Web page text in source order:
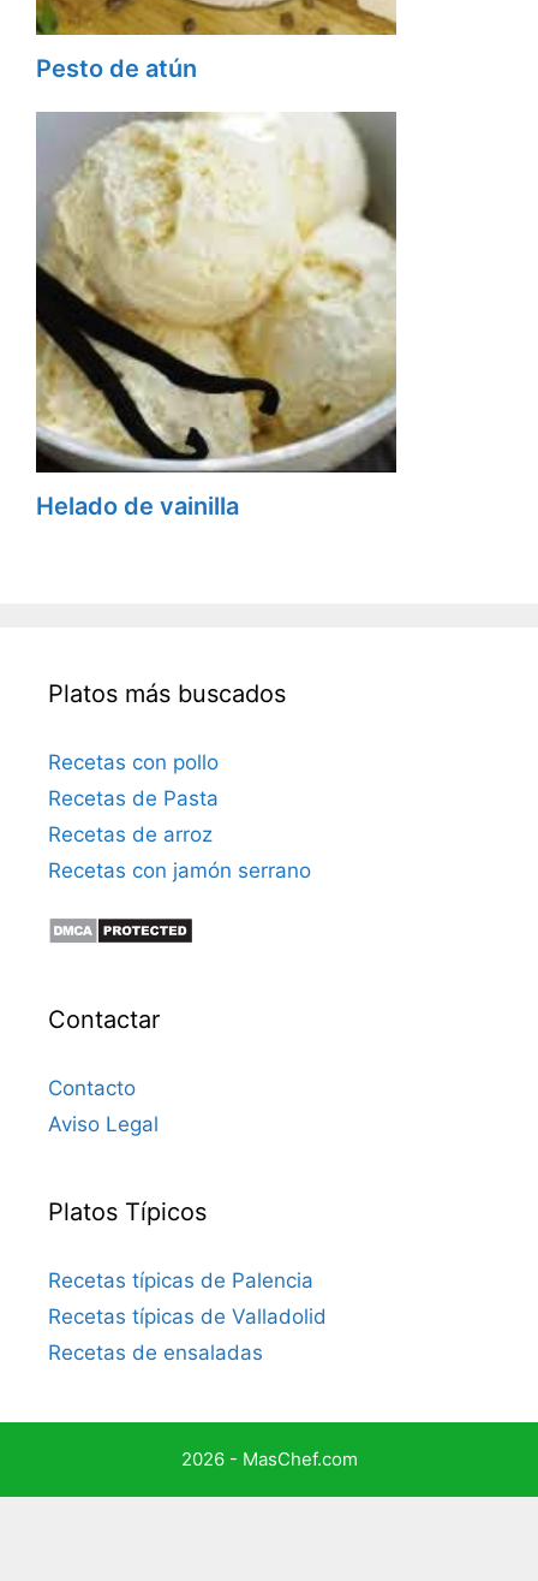
Pesto de atún
Helado de vainilla
Platos más buscados
Recetas con pollo
Recetas de Pasta
Recetas de arroz
Recetas con jamón serrano
Contactar
Contacto
Aviso Legal
Platos Típicos
Recetas típicas de Palencia
Recetas típicas de Valladolid
Recetas de ensaladas
2026 - MasChef.com